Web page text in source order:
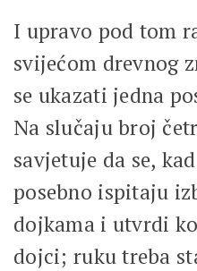
I upravo pod tom
svijećom drevnog
se ukazati jedna
Na slučaju broj
savjetuje da se,
posebno ispitaju
dojkama i utvrdi
dojci; ruku treba